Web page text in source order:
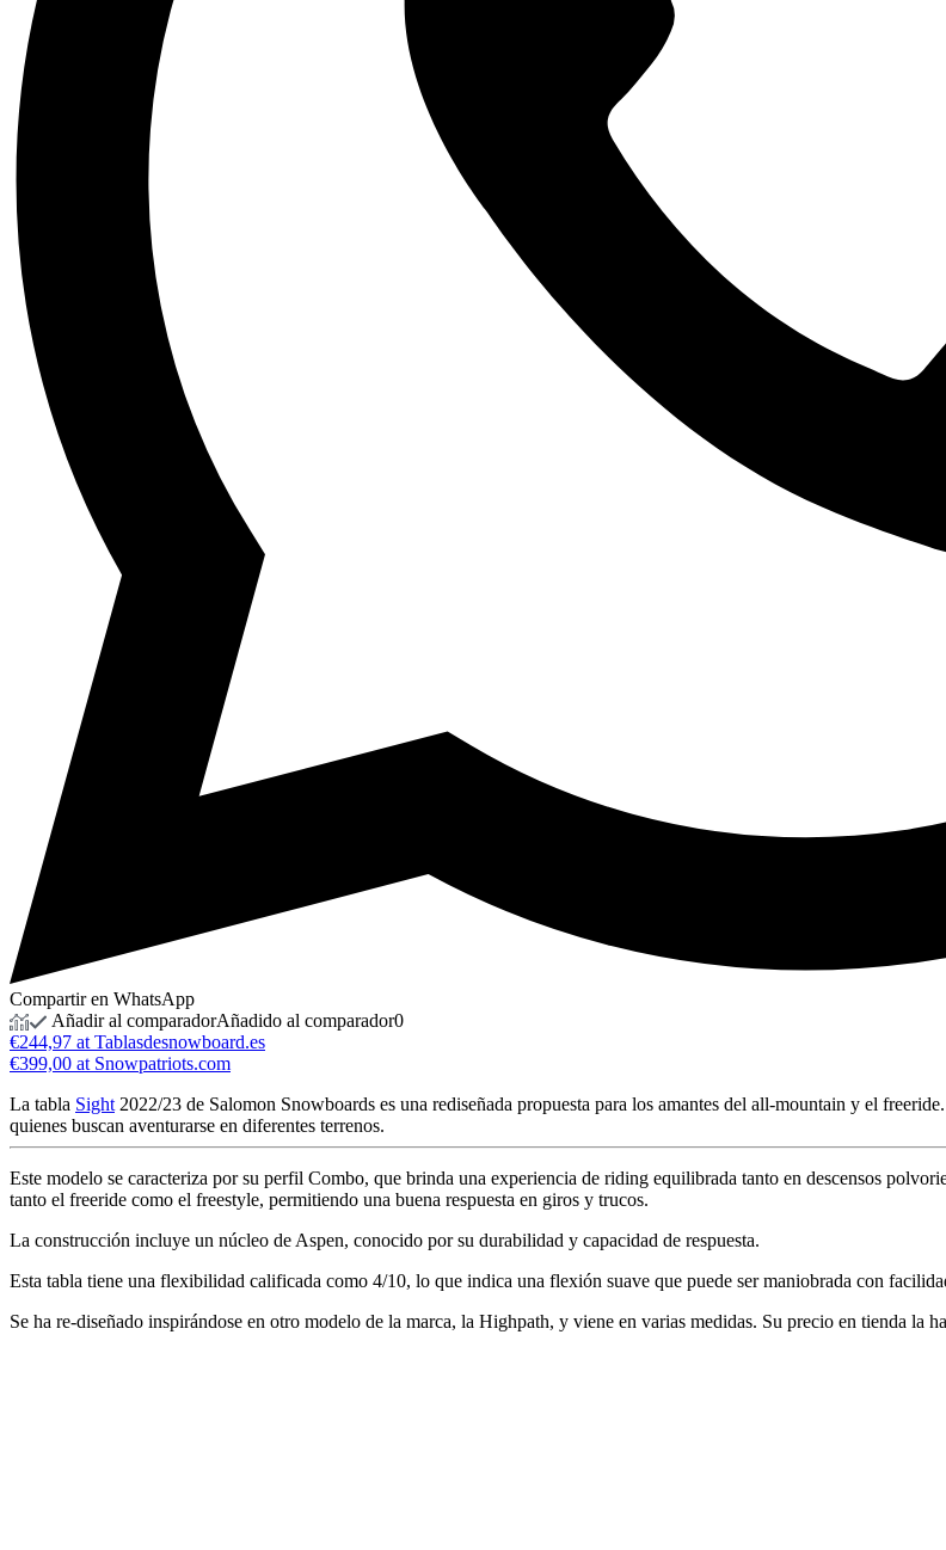
Compartir en WhatsApp
Añadir al comparadorAñadido al comparador0
€244,97 at Tablasdesnowboard.es
€399,00 at Snowpatriots.com
La tabla Sight2022/23 de Salomon Snowboards es una rediseñada propuesta para los amantes del all-mountain y el
quienes buscan aventurarse en diferentes terrenos.
Este modelo se caracteriza por su perfil Combo, que brinda una experiencia de riding equilibrada tanto en descensos
tanto el freeride como el freestyle, permitiendo una buena respuesta en giros y trucos.
La construcción incluye un núcleo de Aspen, conocido por su durabilidad y capacidad de respuesta.
Esta tabla tiene una flexibilidad calificada como 4/10, lo que indica una flexión suave que puede ser maniobrada con
Se ha re-diseñado inspirándose en otro modelo de la marca, la Highpath, y viene en varias medidas. Su precio en tienda la